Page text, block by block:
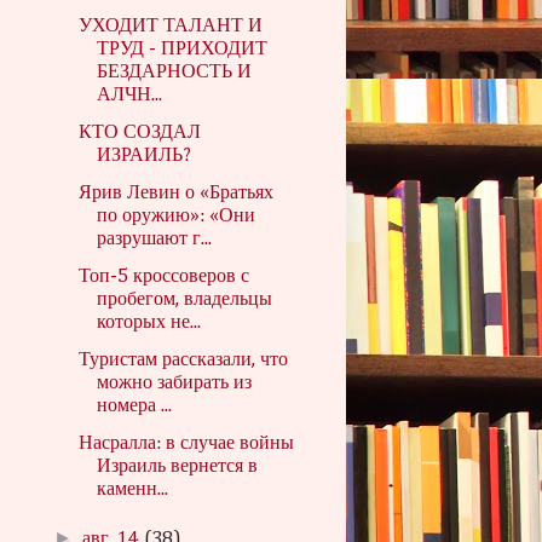
УХОДИТ ТАЛАНТ И
ТРУД - ПРИХОДИТ
БЕЗДАРНОСТЬ И
АЛЧН...
КТО СОЗДАЛ
ИЗРАИЛЬ?
Ярив Левин о «Братьях
по оружию»: «Они
разрушают г...
Топ-5 кроссоверов с
пробегом, владельцы
которых не...
Туристам рассказали, что
можно забирать из
номера ...
Насралла: в случае войны
Израиль вернется в
каменн...
►